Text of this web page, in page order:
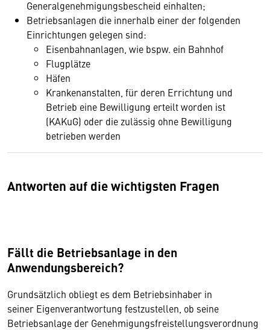
Generalgenehmigungsbescheid einhalten;
Betriebsanlagen die innerhalb einer der folgenden
Einrichtungen gelegen sind:
Eisenbahnanlagen, wie bspw. ein Bahnhof
Flugplätze
Häfen
Krankenanstalten, für deren Errichtung und
Betrieb eine Bewilligung erteilt worden ist
(KAKuG) oder die zulässig ohne Bewilligung
betrieben werden
Antworten auf die wichtigsten Fragen
Fällt die Betriebsanlage in den
Anwendungsbereich?
Grundsätzlich obliegt es dem Betriebsinhaber in
seiner Eigenverantwortung festzustellen, ob seine
Betriebsanlage der Genehmigungsfreistellungsverordnung